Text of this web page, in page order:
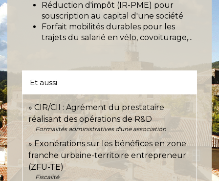
Réduction d'impôt (IR-PME) pour
souscription au capital d'une société
Forfait mobilités durables pour les
trajets du salarié en vélo, covoiturage,...
Et aussi
CIR/CII : Agrément du prestataire
réalisant des opérations de R&D
Formalités administratives d'une association
Exonérations sur les bénéfices en zone
franche urbaine-territoire entrepreneur
(ZFU-TE)
Fiscalité